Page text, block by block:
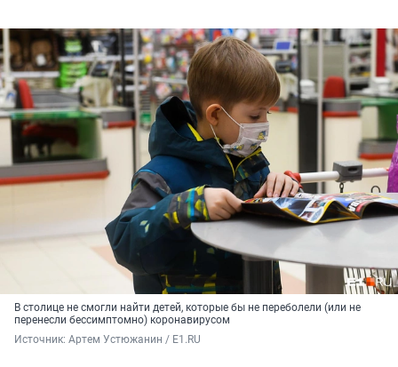
В столице не смогли найти детей, которые бы не переболели (или не
перенесли бессимптомно) коронавирусом
Источник: Артем Устюжанин / E1.RU